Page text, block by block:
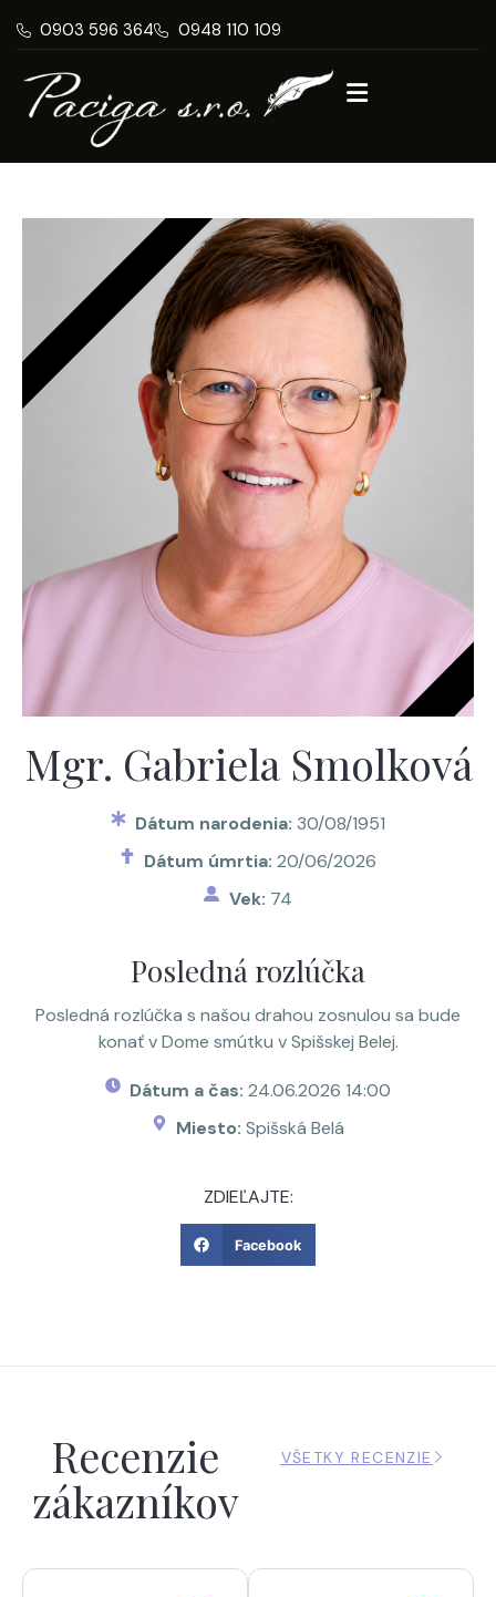
0903 596 364 0948 110 109
Mgr. Gabriela Smolková
Dátum narodenia:30/08/1951
Dátum úmrtia:20/06/2026
Vek: 74
Posledná rozlúčka
Posledná rozlúčka s našou drahou zosnulou sa bude
konať v Dome smútku v Spišskej Belej.
Dátum a čas:24.06.2026 14:00
Miesto:Spišská Belá
ZDIEĽAJTE:
Facebook
Recenzie
zákazníkov
VŠETKY RECENZIE